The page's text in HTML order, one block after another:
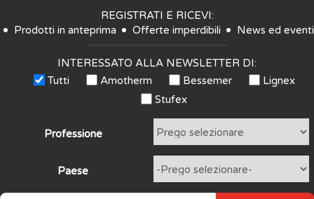
REGISTRATI E RICEVI:
Prodotti in anteprima
Offerte imperdibili News ed eventi
INTERESSATO ALLA NEWSLETTER DI:
Tutti
Amotherm Bessemer
Lignex
Stufex
Professione
Paese